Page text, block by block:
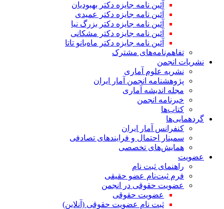
آئین‌ نامه جایزه دکتر بهبودیان
آئین نامه جایزه دکتر عمیدی
آئین نامه جایزه دکتر بزرگ نیا
آئین نامه جایزه دکتر مشکانی
آئین نامه جایزه دکتر ماه‌بانو تاتا
تفاهم‌نامه‌های مشترک
نشریات انجمن
نشریه علوم آماری
پژوهشنامه انجمن آمار ایران
مجله اندیشه آماری
خبرنامه انجمن
کتاب‌ها
گردهمایی‌ها
کنفرانس آمار ایران
سمینار احتمال و فرایندهای تصادفی
همایش‌های تخصصی
عضویت
راهنمای ثبت نام
فرم ثبت‌نام عضو حقیقی
عضویت حقوقی در انجمن
عضویت حقوقی
ثبت نام عضویت حقوقی (آنلاین)